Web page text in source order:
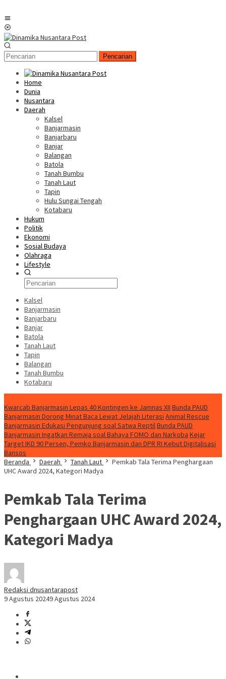
Pencarian
Home
Dunia
Nusantara
Daerah
Kalsel
Banjarmasin
Banjarbaru
Banjar
Balangan
Batola
Tanah Bumbu
Tanah Laut
Tapin
Hulu Sungai Tengah
Kotabaru
Hukum
Politik
Ekonomi
Sosial Budaya
Olahraga
Lifestyle
Kalsel
Banjarmasin
Banjarbaru
Banjar
Batola
Tanah Laut
Tapin
Balangan
Tanah Bumbu
Kotabaru
Kwarcab Banjarmasin Lepas 40 Kontingen ke Jamnas XII Bunda PAUD
Banjarmasin Dorong Minat Baca Lewat Jelajah Literasi Animal Rescue
Banjarmasin Edukasi Pengunjung soal Satwa ReptilBunda PAUD
Banjarmasin Ingatkan Remaja soal Bahaya FOMO dan Narkoba Kejar
Target IKD 90 Persen, Pemko Banjarmasin dan DPR RI Kebut Digitalisasi
Bansos
Beranda
Daerah Tanah Laut
Pemkab Tala Terima Penghargaan
UHC Award 2024, Kategori Madya
Pemkab Tala Terima
Penghargaan UHC Award 2024,
Kategori Madya
Redaksi dnusantarapost
9 Agustus 20249 Agustus 2024